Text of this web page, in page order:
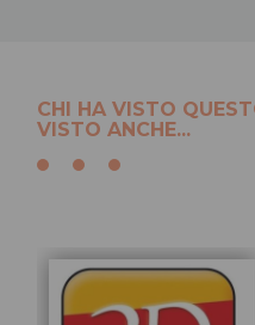
CHI HA VISTO
VISTO ANCHE...